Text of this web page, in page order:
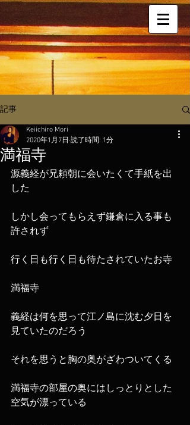
記事
満福寺
Keiichiro Mori
2020年1月7日 読了時間: 1分
源義経が兄頼朝に会いたくて手紙を出
した
しかし会ってもらえず鎌倉に入る事も
許されず
行く日も行く日も待たされていたお寺
満福寺
義経は何を思って江ノ島に沈む夕日を
見ていたのだろう
それを思うと胸の奥がざわついてくる
満福寺の部屋の奥にはしっとりとした
空気が漂っている